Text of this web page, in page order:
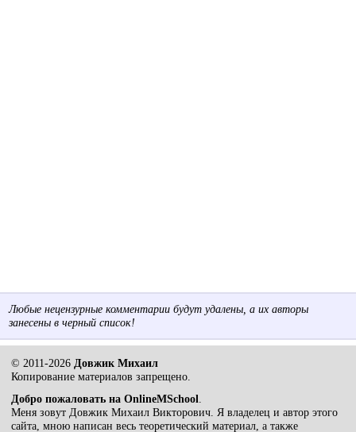
Любые нецензурные комментарии будут удалены, а их авторы
занесены в черный список!
© 2011-2026 Довжик Михаил
Копирование материалов запрещено.
Добро пожаловать на OnlineMSchool
Меня зовут Довжик Михаил Викторович. Я владелец и автор этого
сайта, мною написан весь теоретический материал, а также